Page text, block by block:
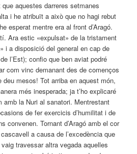
que aquestes darreres setmanes
i he atribuït a això que no hagi rebut
esperat mentre era al front d’Aragó.
Ara estic «expulsat» de la tristament
i a disposició del general en cap de
l’Est); confio que ben aviat podré
com vinc demanant des de començos
deu mesos! Tot arriba en aquest món,
més inesperada; ja t’ho explicaré
amb la Nuri al sanatori. Mentrestant
de fer exercicis d’humilitat i de
convenen. Tornant d’Aragó amb el cor
a causa de l’excedència que
travessar altra vegada aquelles